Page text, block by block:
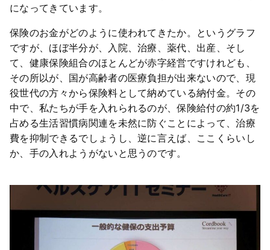
になってきています。
保険のお金がどのように使われてきたか。というグラフ
ですが、ほぼ半分が、入院、治療、薬代、出産、そし
て、健康保険組合のほとんどが赤字経営ですけれども、
その所以が、国が高齢者の医療負担が出来ないので、現
役世代の方々から保険料として納めている納付金。その
中で、私たちが手を入れられるのが、保険給付の約1/3を
占める生活習慣病関連を未然に防ぐことによって、治療
費を抑制できるでしょうし、逆に言えば、ここくらいし
か、手の入れようがないと思うのです。